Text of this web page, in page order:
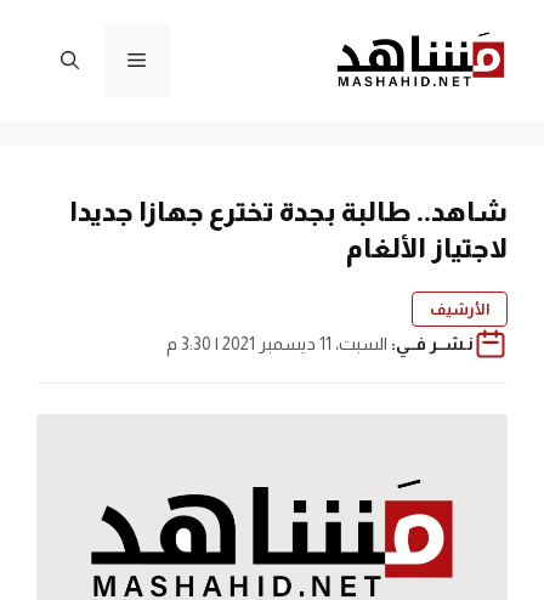
المحتوى
القائمة
شاهد.. طالبة بجدة تخترع جهازا جديدا
لاجتياز الألغام
الأرشيف
نـشــر فــي: السبت، 11 ديسمبر 2021 | 3:30 م